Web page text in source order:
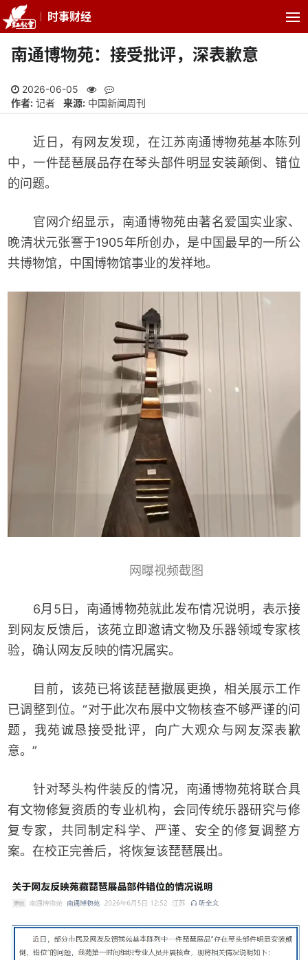
时事财经
南通博物苑：接受批评，深表歉意
2026-06-05
作者: 记者 来源: 中国新闻周刊
近日，有网友发现，在江苏南通博物苑基本陈列
中，一件琵琶展品存在琴头部件明显安装颠倒、错位
的问题。
官网介绍显示，南通博物苑由著名爱国实业家、
晚清状元张謇于1905年所创办，是中国最早的一所公
共博物馆，中国博物馆事业的发祥地。
网曝视频截图
6月5日，南通博物苑就此发布情况说明，表示接
到网友反馈后，该苑立即邀请文物及乐器领域专家核
验，确认网友反映的情况属实。
目前，该苑已将该琵琶撤展更换，相关展示工作
已调整到位。“对于此次布展中文物核查不够严谨的问
题，我苑诚恳接受批评，向广大观众与网友深表歉
意。”
针对琴头构件装反的情况，南通博物苑将联合具
有文物修复资质的专业机构，会同传统乐器研究与修
复专家，共同制定科学、严谨、安全的修复调整方
案。在校正完善后，将恢复该琵琶展出。